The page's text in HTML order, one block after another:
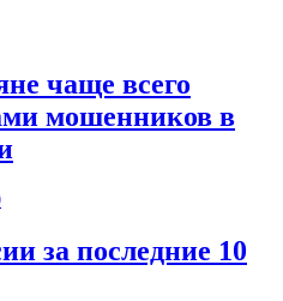
чаще всего
мошенников в
за последние 10